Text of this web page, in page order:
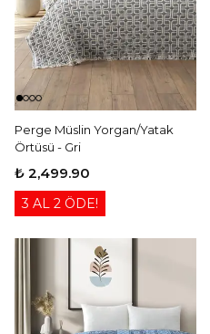
Perge Müslin Yorgan/Yatak
Örtüsü - Gri
₺ 2,499.90
3 AL 2 ÖDE!